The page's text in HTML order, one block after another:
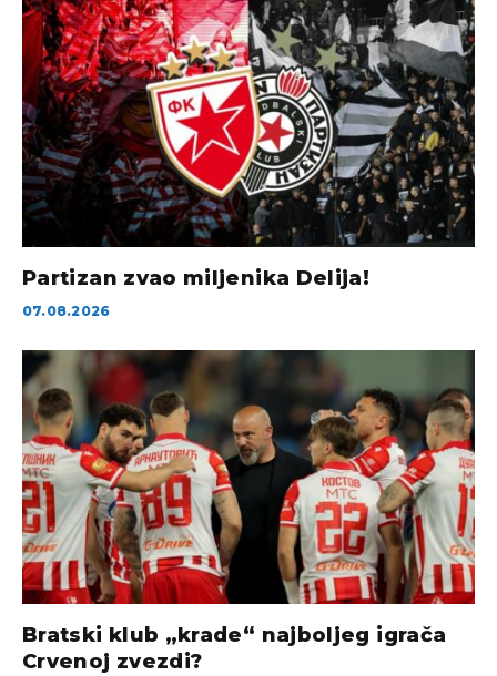
Partizan zvao miljenika Delija!
07.08.2026
Bratski klub „krade“ najboljeg igrača
Crvenoj zvezdi?